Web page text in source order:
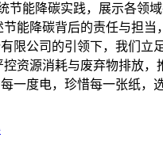
节能降碳实践，展示各领
能降碳背后的责任与担
限公司的引领下，我们
资源消耗与废弃物排放
一度电，珍惜每一张纸，